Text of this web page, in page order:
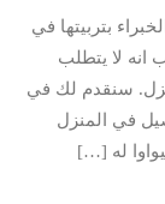
بتربيتها في
انه لا يتطلب
سنقدم لك في
في المنزل
له […]